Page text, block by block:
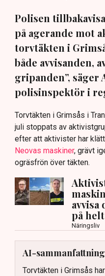
Polisen
på agerande mot
torvtäkten i
både avvisanden,
gripanden”, säger
polisinspektör i
Torvtäkten i Grimsås i
juli stoppats av
efter att aktivister har
Neovas maskiner, grävt
ogräsfrön över täkten.
avvisa
på
Näringsliv
AI-sammanfattning
Torvtäkten i Grimsås